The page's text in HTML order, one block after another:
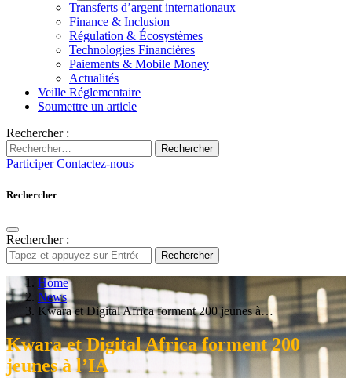
Transferts d’argent internationaux
Finance & Inclusion
Régulation & Écosystèmes
Technologies Financières
Paiements & Mobile Money
Actualités
Veille Réglementaire
Soumettre un article
Rechercher :
Rechercher
ParticiperContactez-nous
Rechercher
Rechercher :
Rechercher
Home
News
Kwara et Digital Africa forment 200 jeunes à…
Kwara et Digital Africa forment 200
jeunes à l’IA